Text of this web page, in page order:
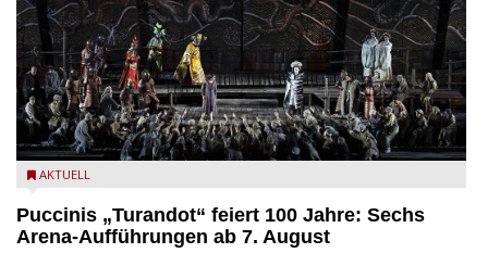
Turandot in der Arena von Verona - Ennevi für Fondazione
AKTUELL
Puccinis „Turandot“ feiert 100 Jahre: Sechs
Arena-Aufführungen ab 7. August